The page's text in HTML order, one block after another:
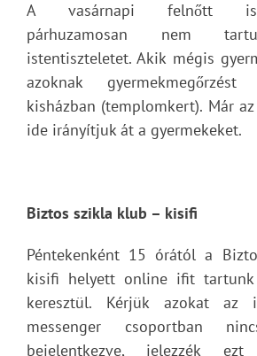
A vasárnapi felnőtt
párhuzamosan nem
istentiszteletet. Akik mégis
azoknak
kisházban (templomkert). Már
ide irányítjuk át a gyermekeket.
Biztos szikla klub – kisifi
Péntekenként 15 órától a
kisifi helyett online ifit tartunk
keresztül. Kérjük azokat az
messenger csoportban
bejelentkezve, jelezzék